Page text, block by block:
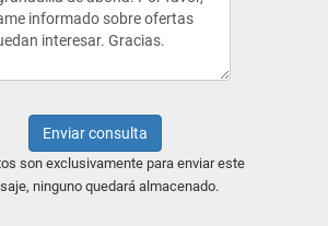
Enviar consulta
son exclusivamente para enviar este
ninguno quedará almacenado.